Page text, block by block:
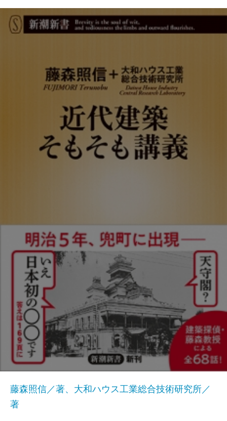
藤森照信／著、大和ハウス工業総合技術研究所／
著